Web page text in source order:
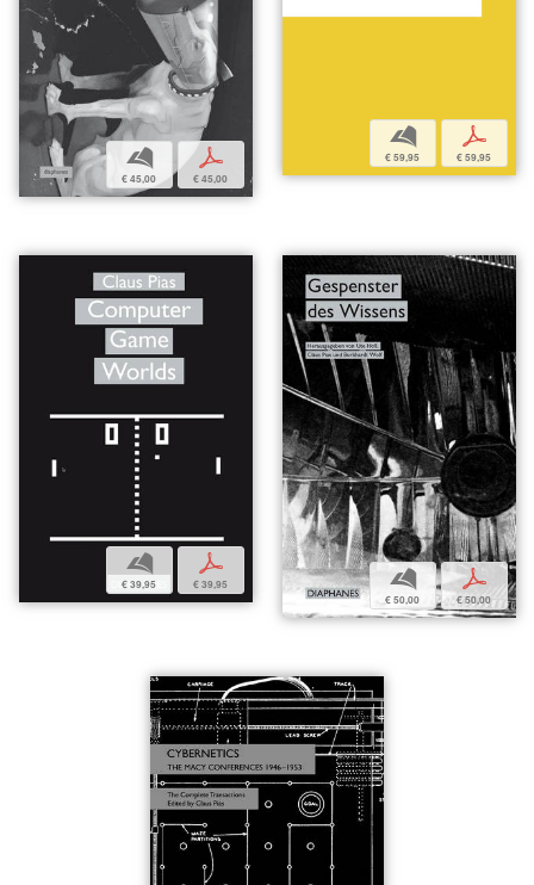
b
€ 45,00
p
€ 45,00
b
€ 59,95
p
€ 59,95
b
€ 39,95
p
€ 39,95 b
€ 50,00
p
€ 50,00